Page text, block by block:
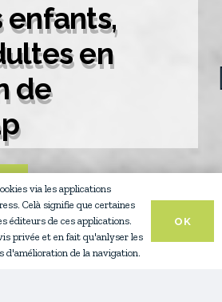
enfants,
en
de
via les applications
Celà signifie que certaines
éditeurs de ces applications.
privée et en fait qu'anlyser les
d'amélioration de la navigation.
OK